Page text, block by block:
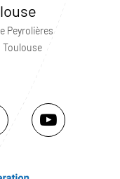
Peyrolières
Toulouse